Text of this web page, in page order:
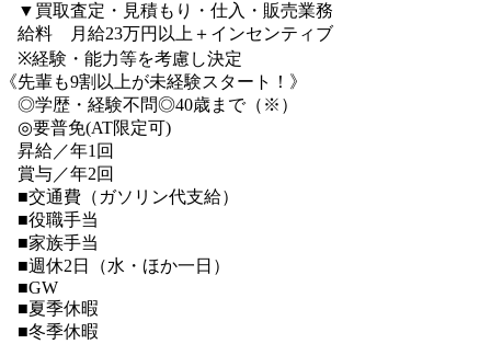
▼買取査定・見積もり・仕入・販売業務
給料 月給23万円以上＋インセンティブ
※経験・能力等を考慮し決定
《先輩も9割以上が未経験スタート！》
◎学歴・経験不問◎40歳まで（※）
◎要普免(AT限定可)
昇給／年1回
賞与／年2回
■交通費（ガソリン代支給）
■役職手当
■家族手当
■週休2日（水・ほか一日）
■GW
■夏季休暇
■冬季休暇